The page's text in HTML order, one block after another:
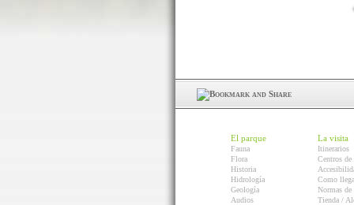
El parque
Fauna
Flora
Historia
Hidrología
Geología
Audios
La visita
Itinerarios
Centros de
Como
Normas
Tienda /